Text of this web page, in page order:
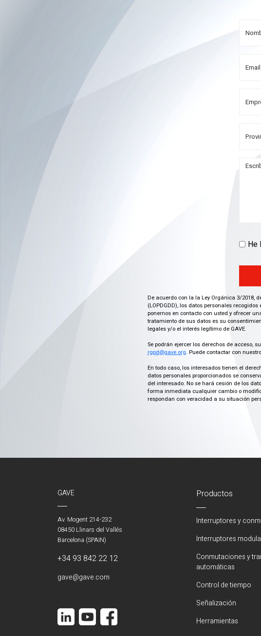
He
De acuerdo con la la Ley Orgánica 3/2018,
(LOPDGDD), los datos personales
ponernos en contacto con usted y ofrecer
tratamiento de sus datos es su
legales y/o el interés legítimo de GAVE.
Se podrán ejercer los derechos de acceso,
rgpd@gave.org. Puede contactar con
En todo caso, los interesados tienen el
datos personales proporcionados se
del interesado. No se hará cesión de los
forma inmediata cualquier cambio o
respondan con veracidad a su situación
GAVE
Av. Mogent 214-232
08450 Llinars del Vallés
Barcelona (SPAIN)
+34 93 842 22 12
gave@gave.com
Productos
Interruptores y
Interruptores
Conmutaciones y
automáticas
Control de tiempo
Señalización
Herramientas